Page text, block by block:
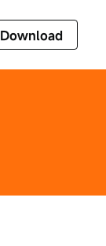
Download